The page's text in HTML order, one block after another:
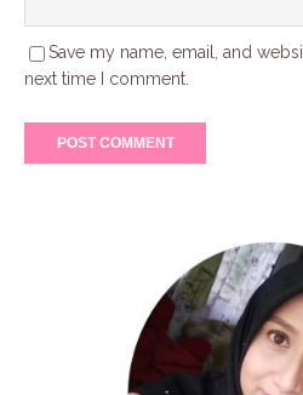
Save my name, email, and
next time I comment.